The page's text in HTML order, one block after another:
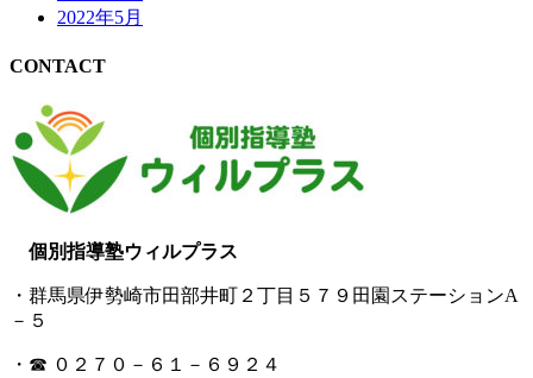
2022年5月
CONTACT
個別指導塾ウィルプラス
・群馬県伊勢崎市田部井町２丁目５７９田園ステーションA
－５
・☎ ０２７０－６１－６９２４